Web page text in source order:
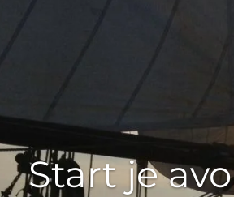
Start je